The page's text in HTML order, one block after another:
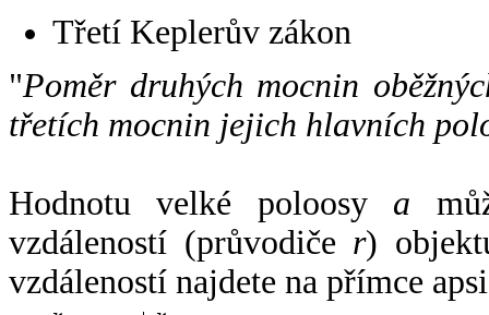
Třetí Keplerův zákon
"Poměr druhých mocnin
třetích mocnin jejich hlavních
Hodnotu velké poloosy a
vzdáleností (průvodiče r)
vzdáleností najdete na přímce